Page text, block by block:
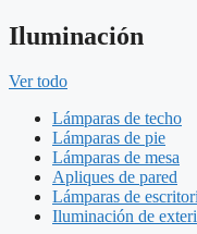
Iluminación
Ver todo
Lámparas de techo
Lámparas de pie
Lámparas de mesa
Apliques de pared
Lámparas de
Iluminación de